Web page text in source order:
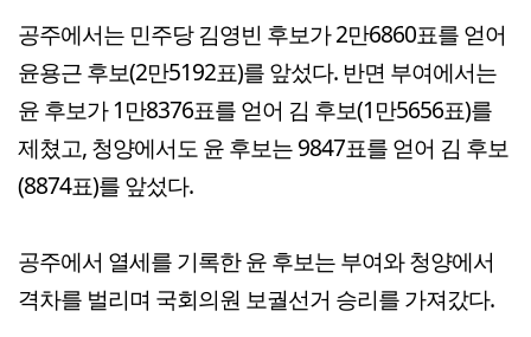
공주에서는 민주당 김영빈 후보가 2만6860표를 얻어
윤용근 후보(2만5192표)를 앞섰다. 반면 부여에서는
윤 후보가 1만8376표를 얻어 김 후보(1만5656표)를
제쳤고, 청양에서도 윤 후보는 9847표를 얻어 김 후보
(8874표)를 앞섰다.
공주에서 열세를 기록한 윤 후보는 부여와 청양에서
격차를 벌리며 국회의원 보궐선거 승리를 가져갔다.